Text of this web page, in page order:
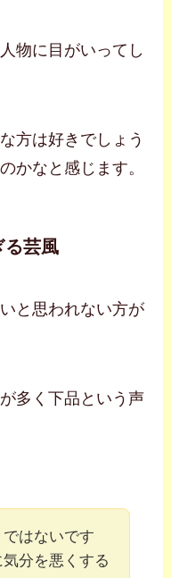
物に目がいってし
方は好きでしょう
かなと感じます。
る芸風
と思われない方が
多く下品という声
はないです
分を悪くする